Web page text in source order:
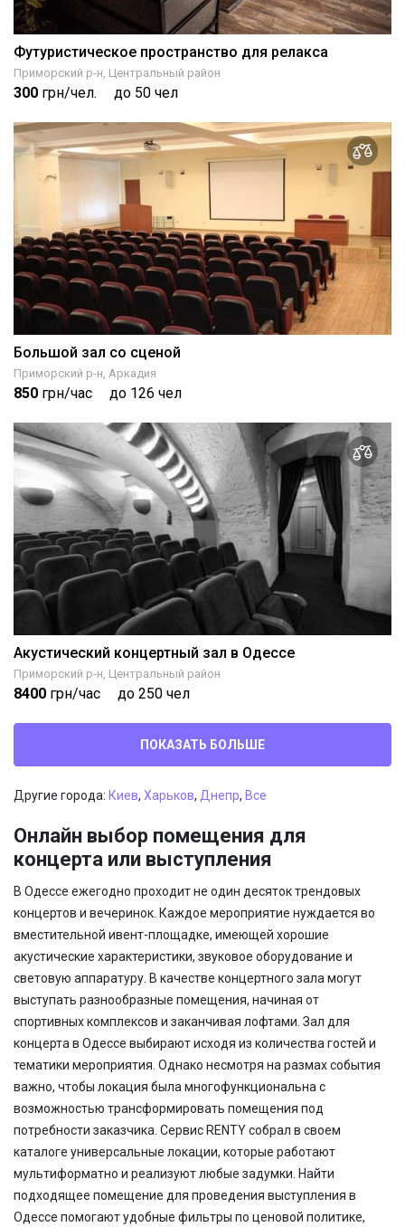
Футуристическое пространство для релакса
Приморский р-н, Центральный район
300 грн/чел. до 50 чел
Большой зал со сценой
Приморский р-н, Аркадия
850 грн/час до 126 чел
Акустический концертный зал в Одессе
Приморский р-н, Центральный район
8400 грн/час до 250 чел
ПОКАЗАТЬ БОЛЬШЕ
Другие города: Киев, Харьков, Днепр, Все
Онлайн выбор помещения для
концерта или выступления
В Одессе ежегодно проходит не один десяток трендовых
концертов и вечеринок. Каждое мероприятие нуждается во
вместительной ивент-площадке, имеющей хорошие
акустические характеристики, звуковое оборудование и
световую аппаратуру. В качестве концертного зала могут
выступать разнообразные помещения, начиная от
спортивных комплексов и заканчивая лофтами. Зал для
концерта в Одессе выбирают исходя из количества гостей и
тематики мероприятия. Однако несмотря на размах события
важно, чтобы локация была многофункциональна с
возможностью трансформировать помещения под
потребности заказчика. Сервис RENTY собрал в своем
каталоге универсальные локации, которые работают
мультиформатно и реализуют любые задумки. Найти
подходящее помещение для проведения выступления в
Одессе помогают удобные фильтры по ценовой политике,